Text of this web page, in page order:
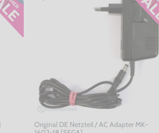
Original DE Netzteil / AC Adapter MK-